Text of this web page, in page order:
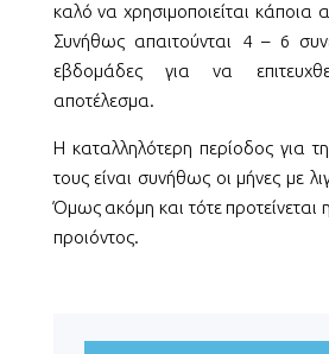
καλό να χρησιμοποιείται κάποια
Συνήθως απαιτούνται 4 – 6
εβδομάδες για να
αποτέλεσμα.
Η καταλληλότερη περίοδος για
τους είναι συνήθως οι μήνες με
Όμως ακόμη και τότε προτείνεται
προιόντος.